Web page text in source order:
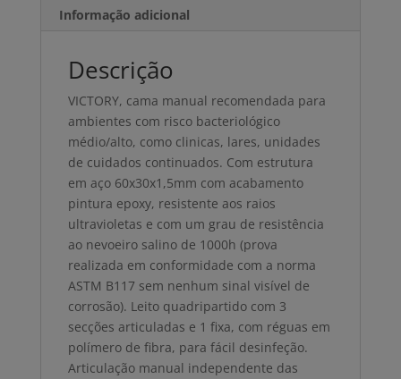
Informação adicional
Descrição
VICTORY, cama manual recomendada para
ambientes com risco bacteriológico
médio/alto, como clinicas, lares, unidades
de cuidados continuados. Com estrutura
em aço 60x30x1,5mm com acabamento
pintura epoxy, resistente aos raios
ultravioletas e com um grau de resistência
ao nevoeiro salino de 1000h (prova
realizada em conformidade com a norma
ASTM B117 sem nenhum sinal visível de
corrosão). Leito quadripartido com 3
secções articuladas e 1 fixa, com réguas em
polímero de fibra, para fácil desinfeção.
Articulação manual independente das